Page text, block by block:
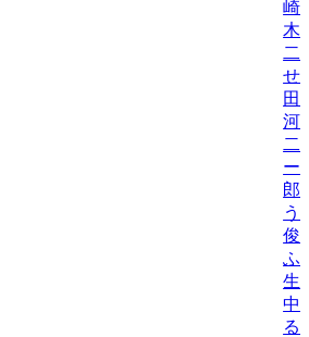
崎
木
二
せ
田
河
二
ー
郎
う
俊/
ふ
生
中
る